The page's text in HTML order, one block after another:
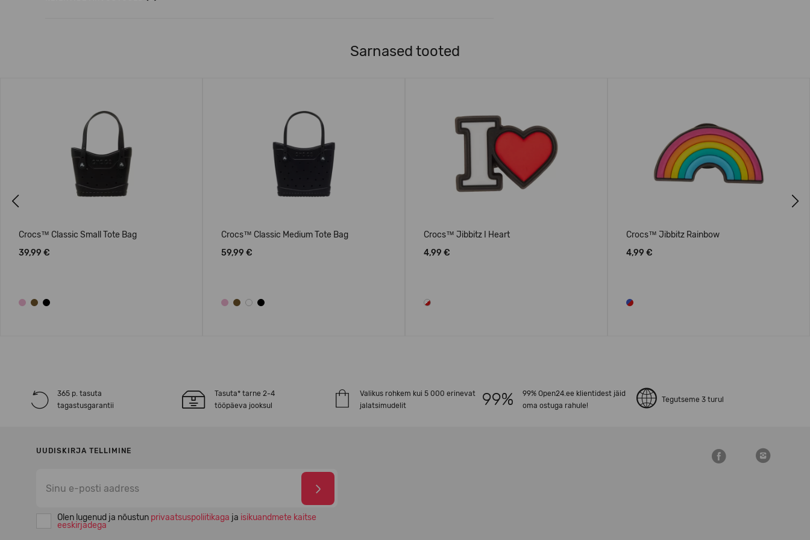
Sarnased tooted
Crocs™ Classic Small Tote Bag
39,99 €
Crocs™ Classic Medium Tote Bag
59,99 €
Crocs™ Jibbitz I Heart
4,99 €
Crocs™ Jibbitz Rainbow
4,99 €
365 p. tasuta
tagastusgarantii
Tasuta* tarne 2-4
tööpäeva jooksul
Valikus rohkem kui 5 000 erinevat
jalatsimudelit
99% Open24.ee klientidest jäid
oma ostuga rahule!
Tegutseme 3 turul
UUDISKIRJA TELLIMINE
Olen lugenud ja nõustun privaatsuspoliitikaga ja isikuandmete kaitse
eeskirjadega